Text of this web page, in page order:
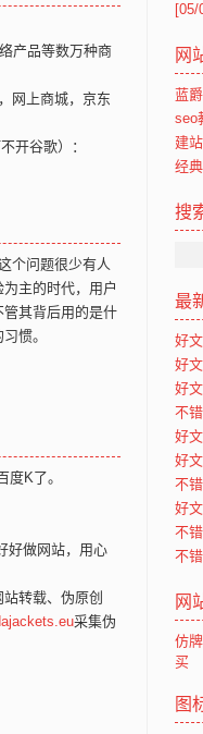
产品等数万种商
网上商城，京东
开谷歌）：
个问题很少有人
主的时代，用户
其背后用的是什
惯。
度K了。
好做网站，用心
转载、伪原创
采集伪
[05/
网
蓝
seo
建
经
搜
最
好
好
好
不
好
好
不
好
不
不
网
仿
买
图